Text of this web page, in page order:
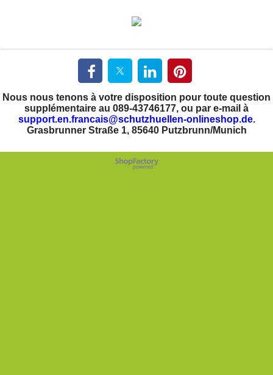
Nous nous tenons à votre disposition pour toute question
supplémentaire au 089-43746177, ou par e-mail à
support.en.francais@schutzhuellen-onlineshop.de.
Grasbrunner Straße 1, 85640 Putzbrunn/Munich
Boutique en ligne créés
avec le logiciel